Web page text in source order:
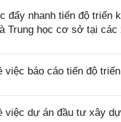
nhanh tiến độ triển
Trung học cơ sở tại
báo cáo tiến độ
việc dự án đầu tư xây